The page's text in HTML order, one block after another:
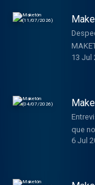
piel”,
13 Jul
que
que
lamb”
6 Jul